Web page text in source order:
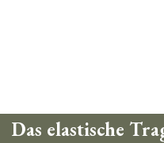
Das elastische